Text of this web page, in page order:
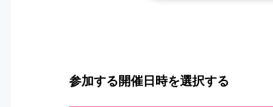
参加する開催日時を選択する